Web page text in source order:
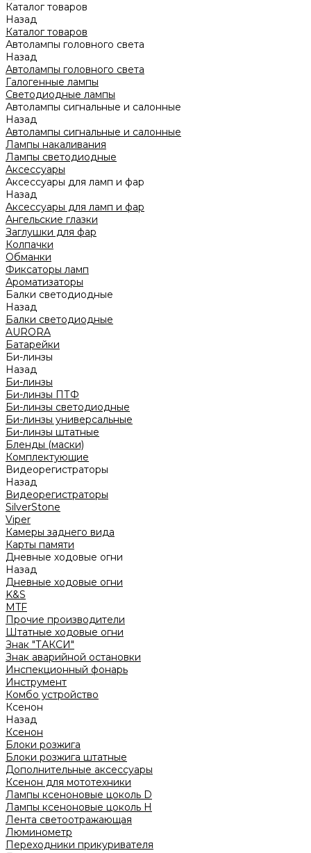
Каталог товаров
Назад
Каталог товаров
Автолампы головного света
Назад
Автолампы головного света
Галогенные лампы
Светодиодные лампы
Автолампы сигнальные и салонные
Назад
Автолампы сигнальные и салонные
Лампы накаливания
Лампы светодиодные
Аксессуары
Аксессуары для ламп и фар
Назад
Аксессуары для ламп и фар
Ангельские глазки
Заглушки для фар
Колпачки
Обманки
Фиксаторы ламп
Ароматизаторы
Балки светодиодные
Назад
Балки светодиодные
AURORA
Батарейки
Би-линзы
Назад
Би-линзы
Би-линзы ПТФ
Би-линзы светодиодные
Би-линзы универсальные
Би-линзы штатные
Бленды (маски)
Комплектующие
Видеорегистраторы
Назад
Видеорегистраторы
SilverStone
Viper
Камеры заднего вида
Карты памяти
Дневные ходовые огни
Назад
Дневные ходовые огни
K&S
MTF
Прочие производители
Штатные ходовые огни
Знак "ТАКСИ"
Знак аварийной остановки
Инспекционный фонарь
Инструмент
Комбо устройство
Ксенон
Назад
Ксенон
Блоки розжига
Блоки розжига штатные
Дополнительные аксессуары
Ксенон для мототехники
Лампы ксеноновые цоколь D
Лампы ксеноновые цоколь H
Лента светоотражающая
Люминометр
Переходники прикуривателя